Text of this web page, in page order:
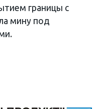
границы с
мину под